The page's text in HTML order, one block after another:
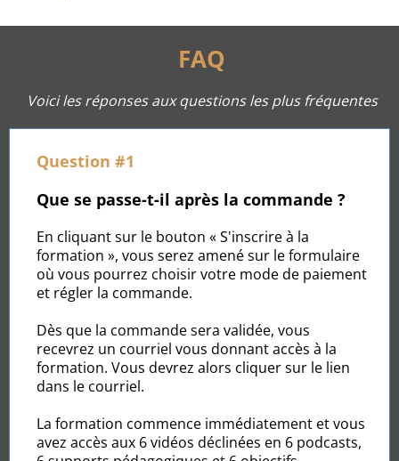
FAQ
Voici les réponses aux questions les plus fréquentes
Question #1
Que se passe-t-il après la commande ?
En cliquant sur le bouton « S'inscrire à la
formation », vous serez amené sur le formulaire
où vous pourrez choisir votre mode de paiement
et régler la commande.
Dès que la commande sera validée, vous
recevrez un courriel vous donnant accès à la
formation. Vous devrez alors cliquer sur le lien
dans le courriel.
La formation commence immédiatement et vous
avez accès aux 6 vidéos déclinées en 6 podcasts,